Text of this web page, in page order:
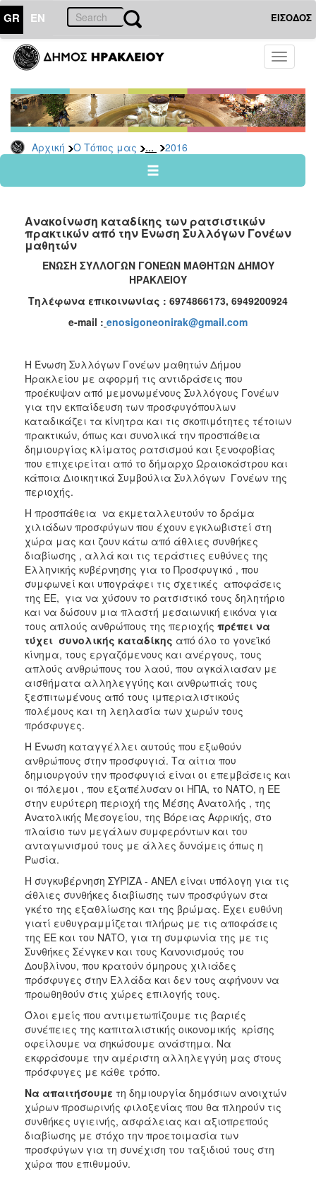
GR EN ΕΙΣΟΔΟΣ
Toggle
Αρχική Ο Τόπος μας ... 2016
ΤΟΠΟΣ
ΜΑΣ
Ανακοινώσεις
Αρχείο
2026
2024
2022
2021
2020
2015
2012
2011
ΔΗΜΟΣ
ΠΟΛΙΤΙΣΜΟΣ
ΑΝΘΕΚΤΙΚΗ
ΠΟΛΗ
Ανακοίνωση καταδίκης των ρατσιστικών
πρακτικών από την Ένωση Συλλόγων Γονέων
μαθητών
ΕΝΩΣΗ ΣΥΛΛΟΓΩΝ ΓΟΝΕΩΝ ΜΑΘΗΤΩΝ ΔΗΜΟΥ
ΗΡΑΚΛΕΙΟΥ
Τηλέφωνα επικοινωνίας : 6974866173, 6949200924
e-mail : enosigoneonirak@gmail.com
Η Ένωση Συλλόγων Γονέων μαθητών Δήμου
Ηρακλείου με αφορμή τις αντιδράσεις που
προέκυψαν από μεμονωμένους Συλλόγους Γονέων
για την εκπαίδευση των προσφυγόπουλων
καταδικάζει τα κίνητρα και τις σκοπιμότητες τέτοιων
πρακτικών, όπως και συνολικά την προσπάθεια
δημιουργίας κλίματος ρατσισμού και ξενοφοβίας
που επιχειρείται από το δήμαρχο Ωραιοκάστρου και
κάποια Διοικητικά Συμβούλια Συλλόγων Γονέων της
περιοχής.
Η προσπάθεια να εκμεταλλευτούν το δράμα
χιλιάδων προσφύγων που έχουν εγκλωβιστεί στη
χώρα μας και ζουν κάτω από άθλιες συνθήκες
διαβίωσης , αλλά και τις τεράστιες ευθύνες της
Ελληνικής κυβέρνησης για το Προσφυγικό , που
συμφωνεί και υπογράφει τις σχετικές αποφάσεις
της ΕΕ, για να χύσουν το ρατσιστικό τους δηλητήριο
και να δώσουν μια πλαστή μεσαιωνική εικόνα για
τους απλούς ανθρώπους της περιοχής πρέπει να
τύχει συνολικής καταδίκης από όλο το γονεϊκό
κίνημα, τους εργαζόμενους και ανέργους, τους
απλούς ανθρώπους του λαού, που αγκάλιασαν με
αισθήματα αλληλεγγύης και ανθρωπιάς τους
ξεσπιτωμένους από τους ιμπεριαλιστικούς
πολέμους και τη λεηλασία των χωρών τους
πρόσφυγες.
Η Ένωση καταγγέλλει αυτούς που εξωθούν
ανθρώπους στην προσφυγιά. Τα αίτια που
δημιουργούν την προσφυγιά είναι οι επεμβάσεις και
οι πόλεμοι , που εξαπέλυσαν οι ΗΠΑ, το ΝΑΤΟ, η ΕΕ
στην ευρύτερη περιοχή της Μέσης Ανατολής , της
Ανατολικής Μεσογείου, της Βόρειας Αφρικής, στο
πλαίσιο των μεγάλων συμφερόντων και του
ανταγωνισμού τους με άλλες δυνάμεις όπως η
Ρωσία.
Η συγκυβέρνηση ΣΥΡΙΖΑ - ΑΝΕΛ είναι υπόλογη για τις
άθλιες συνθήκες διαβίωσης των προσφύγων στα
γκέτο της εξαθλίωσης και της βρώμας. Έχει ευθύνη
γιατί ευθυγραμμίζεται πλήρως με τις αποφάσεις
της ΕΕ και του ΝΑΤΟ, για τη συμφωνία της με τις
Συνθήκες Σένγκεν και τους Κανονισμούς του
Δουβλίνου, που κρατούν όμηρους χιλιάδες
πρόσφυγες στην Ελλάδα και δεν τους αφήνουν να
προωθηθούν στις χώρες επιλογής τους.
Όλοι εμείς που αντιμετωπίζουμε τις βαριές
συνέπειες της καπιταλιστικής οικονομικής κρίσης
οφείλουμε να σηκώσουμε ανάστημα. Να
εκφράσουμε την αμέριστη αλληλεγγύη μας στους
πρόσφυγες με κάθε τρόπο.
Να απαιτήσουμε τη δημιουργία δημόσιων ανοιχτών
χώρων προσωρινής φιλοξενίας που θα πληρούν τις
συνθήκες υγιεινής, ασφάλειας και αξιοπρεπούς
διαβίωσης με στόχο την προετοιμασία των
προσφύγων για τη συνέχιση του ταξιδιού τους στη
χώρα που επιθυμούν.